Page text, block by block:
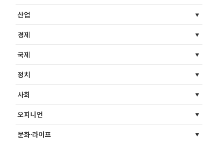
산업
경제
국제
정치
사회
오피니언
문화·라이프